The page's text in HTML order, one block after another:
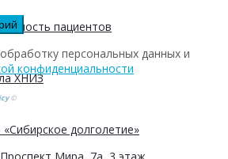
пациентов
ХНИЗ
«Сибирское долголетие»
персональных данных и
конфиденциальности
©